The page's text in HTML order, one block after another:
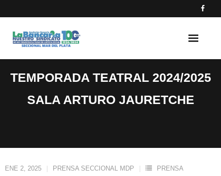
to
content
TEMPORADA TEATRAL 2024/2025
SALA ARTURO JAURETCHE
ENE 2, 2025 PRENSA SECCIONAL MDP PRENSA